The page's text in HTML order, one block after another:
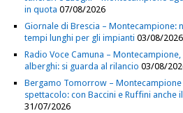
in quota 07/08/2026
Giornale di Brescia – Montecampione:
tempi lunghi per gli impianti 03/08/2026
Radio Voce Camuna –
alberghi: si guarda al rilancio 03/08/
Bergamo Tomorrow – Montecampione
spettacolo: con Baccini e Ruffini anche
31/07/2026